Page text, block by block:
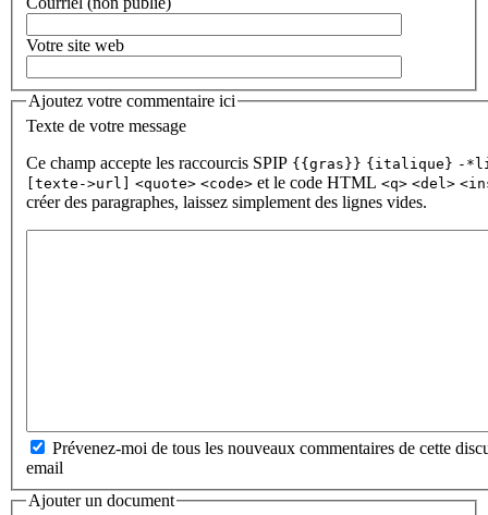
Votre site web
Ajoutez votre commentaire ici
Texte de votre message
Ce champ accepte les raccourcis SPIP {{gras}} {italique} -
[texte->url]
<quote> <code> et le code HTML <q> <del>
créer des paragraphes, laissez simplement des lignes vides.
Prévenez-moi de tous les nouveaux commentaires de cette
email
Ajouter un document